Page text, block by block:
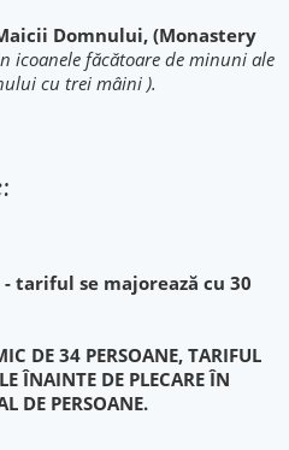
Domnului, (Monastery
icoanele făcătoare de minuni ale
cu trei mâini ).
tariful se majorează cu 30
DE 34 PERSOANE, TARIFUL
ÎNAINTE DE PLECARE ÎN
DE PERSOANE.